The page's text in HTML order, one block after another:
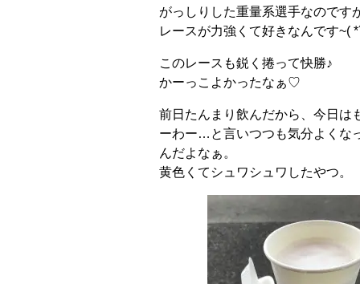
がっしりした重量系選手なのです
レースが力強くて好きなんです~(
このレースも鋭く捲って快勝♪
かーっこよかったなぁ♡
前日たんまり飲んだから、今日は
ーわー…と言いつつも気分よくな
んだよなぁ。
黄色くてシュワシュワしたやつ。